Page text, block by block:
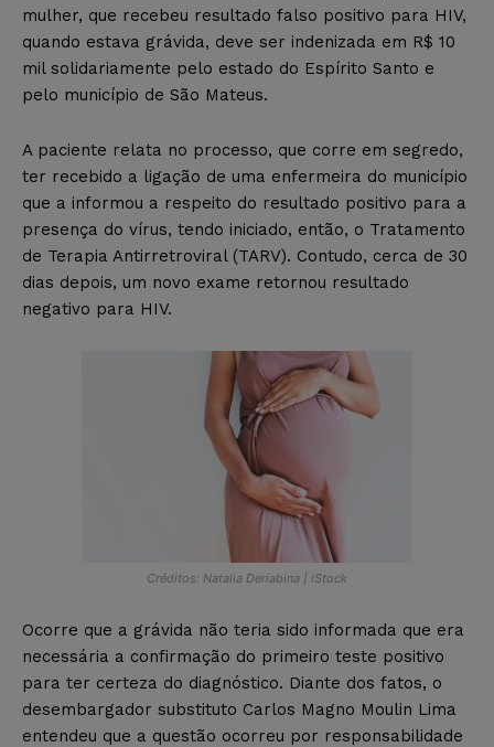
mulher, que recebeu resultado falso positivo para HIV,
quando estava grávida, deve ser indenizada em R$ 10
mil solidariamente pelo estado do Espírito Santo e
pelo município de São Mateus.
A paciente relata no processo, que corre em segredo,
ter recebido a ligação de uma enfermeira do município
que a informou a respeito do resultado positivo para a
presença do vírus, tendo iniciado, então, o Tratamento
de Terapia Antirretroviral (TARV). Contudo, cerca de 30
dias depois, um novo exame retornou resultado
negativo para HIV.
Créditos: Natalia Deriabina | iStock
Ocorre que a grávida não teria sido informada que era
necessária a confirmação do primeiro teste positivo
para ter certeza do diagnóstico. Diante dos fatos, o
desembargador substituto Carlos Magno Moulin Lima
entendeu que a questão ocorreu por responsabilidade